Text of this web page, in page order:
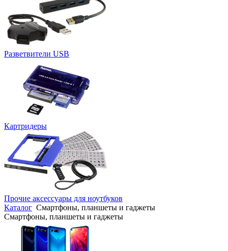
Разветвители USB
Картридеры
Прочие аксессуары для ноутбуков
Каталог Смартфоны, планшеты и гаджеты
Смартфоны, планшеты и гаджеты